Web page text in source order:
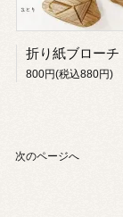
折り紙ブローチ
800円(税込880円)
次のページへ